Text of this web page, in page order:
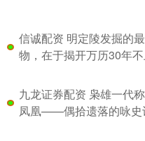
信诚配资 明定陵发掘的
物，在于揭开万历30年
九龙证券配资 枭雄一代
凤凰——偶拾遗落的咏史